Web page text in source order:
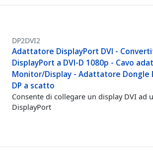
DP2DVI2
Adattatore DisplayPort DVI -
DisplayPort a DVI-D 1080p - Cavo
Monitor/Display - Adattatore Dongle
DP a scatto
Consente di collegare un display DVI ad
DisplayPort